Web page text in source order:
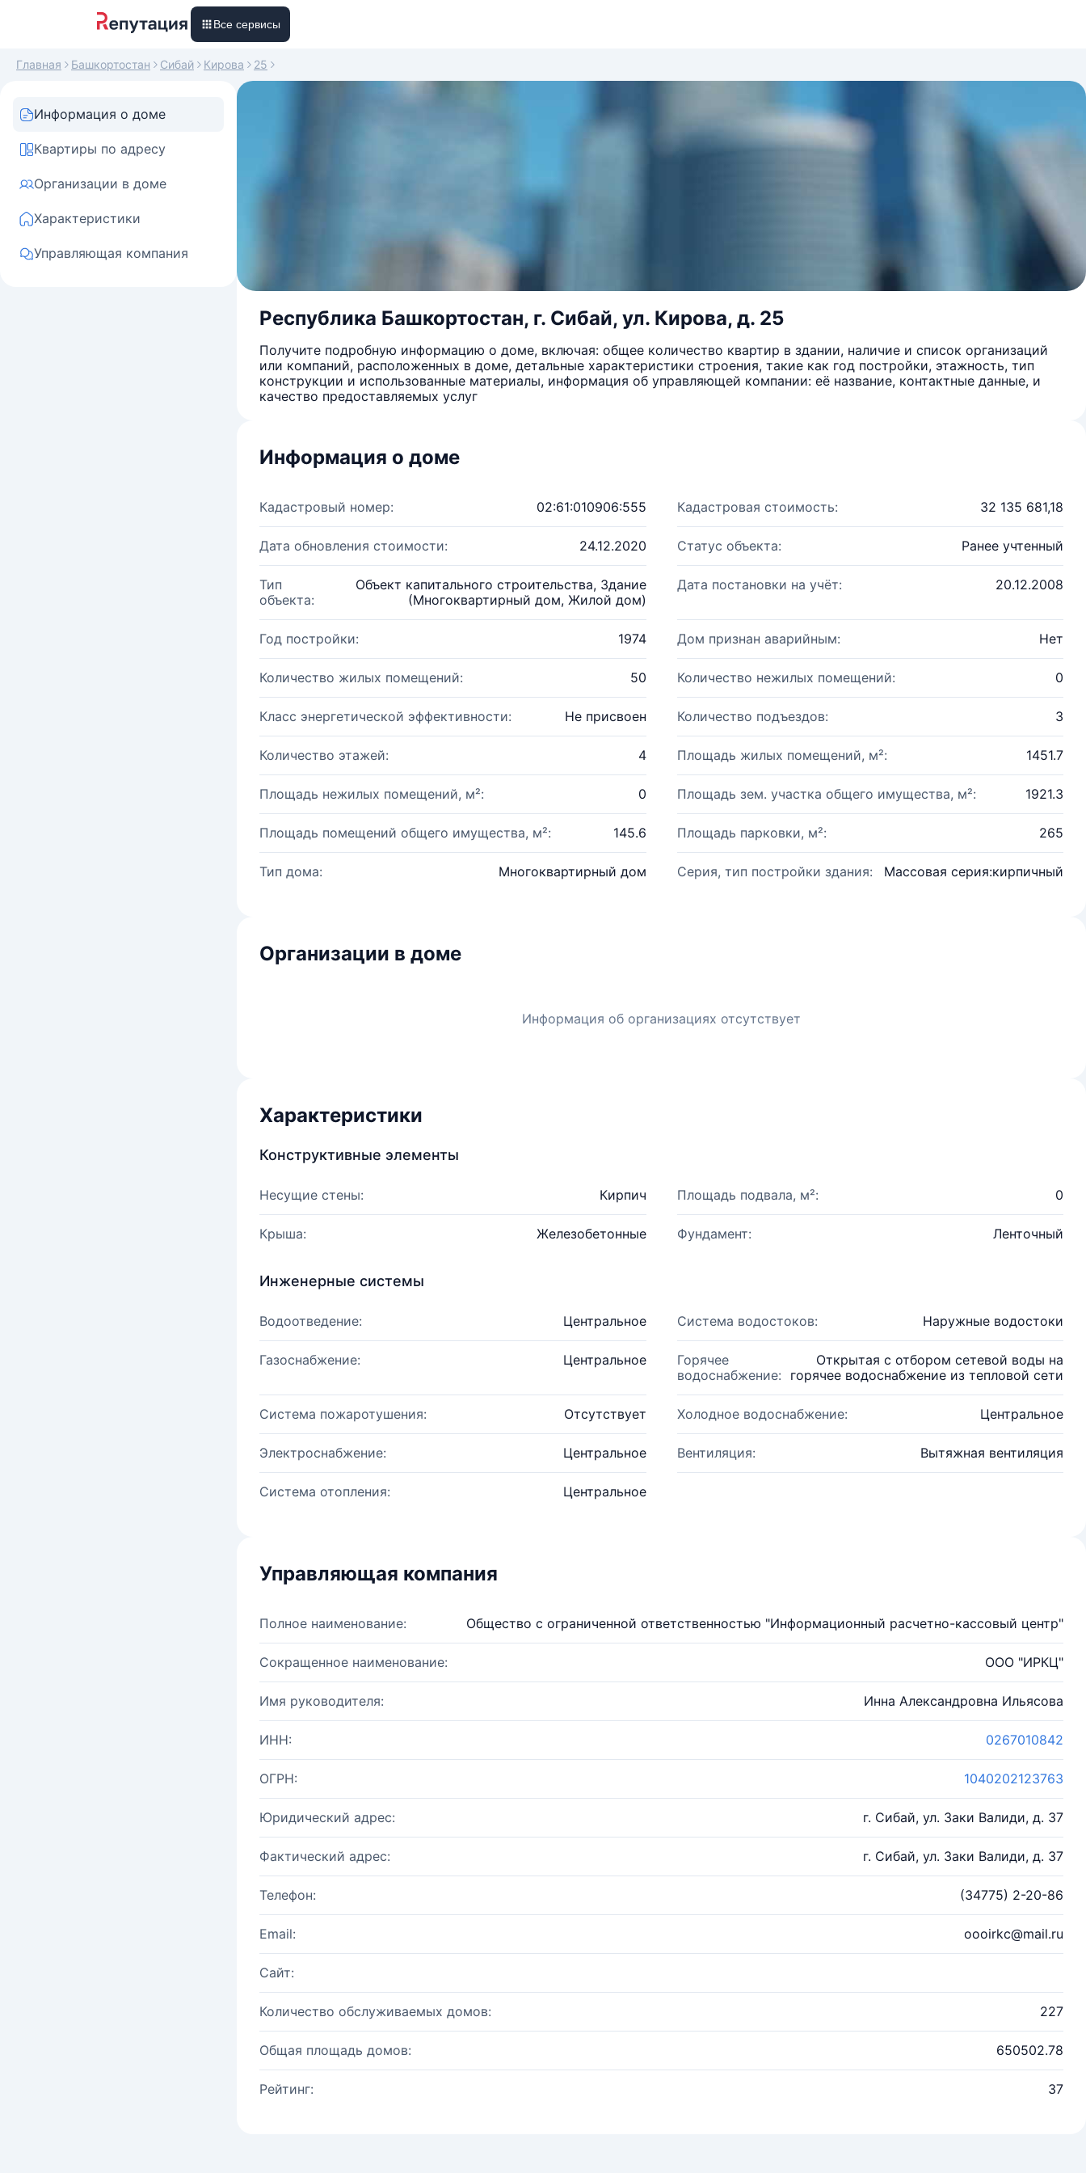
Все сервисы
Главная Башкортостан Сибай Кирова 25
Информация о доме
Квартиры по адресу
Организации в доме
Характеристики
Управляющая компания
Республика Башкортостан, г. Сибай, ул. Кирова, д. 25
Получите подробную информацию о доме, включая: общее количество квартир в здании, наличие и список организаций
или компаний, расположенных в доме, детальные характеристики строения, такие как год постройки, этажность, тип
конструкции и использованные материалы, информация об управляющей компании: её название, контактные данные, и
качество предоставляемых услуг
Информация о доме
Кадастровый номер: 02:61:010906:555 Кадастровая стоимость: 32 135 681,18
Дата обновления стоимости: 24.12.2020 Статус объекта: Ранее учтенный
Тип
объекта:
Объект капитального строительства, Здание
(Многоквартирный дом, Жилой дом)
Дата постановки на учёт: 20.12.2008
Год постройки: 1974 Дом признан аварийным: Нет
Количество жилых помещений: 50 Количество нежилых помещений: 0
Класс энергетической эффективности: Не присвоен Количество подъездов: 3
Количество этажей: 4 Площадь жилых помещений, м²: 1451.7
Площадь нежилых помещений, м²: 0 Площадь зем. участка общего имущества, м²: 1921.3
Площадь помещений общего имущества, м²: 145.6 Площадь парковки, м²: 265
Тип дома: Многоквартирный дом Серия, тип постройки здания: Массовая серия:кирпичный
Организации в доме
Информация об организациях отсутствует
Характеристики
Конструктивные элементы
Несущие стены: Кирпич Площадь подвала, м²: 0
Крыша: Железобетонные Фундамент: Ленточный
Инженерные системы
Водоотведение: Центральное Система водостоков: Наружные водостоки
Газоснабжение: Центральное
Горячее
водоснабжение:
Открытая с отбором сетевой воды на
горячее водоснабжение из тепловой сети
Система пожаротушения: Отсутствует Холодное водоснабжение: Центральное
Электроснабжение: Центральное Вентиляция: Вытяжная вентиляция
Система отопления: Центральное
Управляющая компания
Полное наименование: Общество с ограниченной ответственностью "Информационный расчетно-кассовый центр"
Сокращенное наименование: ООО "ИРКЦ"
Имя руководителя: Инна Александровна Ильясова
ИНН: 0267010842
ОГРН: 1040202123763
Юридический адрес: г. Сибай, ул. Заки Валиди, д. 37
Фактический адрес: г. Сибай, ул. Заки Валиди, д. 37
Телефон: (34775) 2-20-86
Email: oooirkc@mail.ru
Сайт:
Количество обслуживаемых домов: 227
Общая площадь домов: 650502.78
Рейтинг: 37